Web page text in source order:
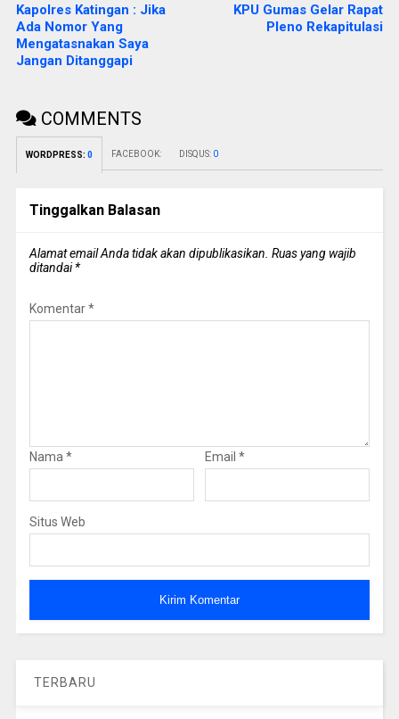
Kapolres Katingan : Jika
Ada Nomor Yang
Mengatasnakan Saya
Jangan Ditanggapi
KPU Gumas Gelar Rapat
Pleno Rekapitulasi
COMMENTS
WORDPRESS: 0 FACEBOOK: DISQUS: 0
Tinggalkan Balasan
Alamat email Anda tidak akan dipublikasikan. Ruas yang wajib
ditandai*
Komentar*
Nama * Email *
Situs Web
TERBARU